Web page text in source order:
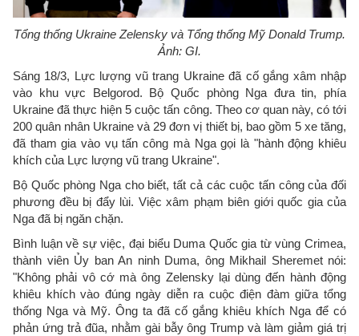
Tổng thống Ukraine Zelensky và Tổng thống Mỹ Donald Trump.
Ảnh: GI.
Sáng 18/3, Lực lượng vũ trang Ukraine đã cố gắng xâm nhập
vào khu vực Belgorod. Bộ Quốc phòng Nga đưa tin, phía
Ukraine đã thực hiện 5 cuộc tấn công. Theo cơ quan này, có tới
200 quân nhân Ukraine và 29 đơn vị thiết bị, bao gồm 5 xe tăng,
đã tham gia vào vụ tấn công mà Nga gọi là "hành động khiêu
khích của Lực lượng vũ trang Ukraine".
Bộ Quốc phòng Nga cho biết, tất cả các cuộc tấn công của đối
phương đều bị đẩy lùi. Việc xâm phạm biên giới quốc gia của
Nga đã bị ngăn chặn.
Bình luận về sự việc, đại biểu Duma Quốc gia từ vùng Crimea,
thành viên Ủy ban An ninh Duma, ông Mikhail Sheremet nói:
"Không phải vô cớ mà ông Zelensky lại dùng đến hành động
khiêu khích vào đúng ngày diễn ra cuộc điện đàm giữa tổng
thống Nga và Mỹ. Ông ta đã cố gắng khiêu khích Nga để có
phản ứng trả đũa, nhằm gài bẫy ông Trump và làm giảm giá trị